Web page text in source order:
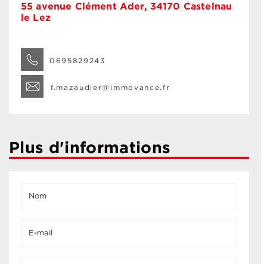
55 avenue Clément Ader, 34170 Castelnau
le Lez
0695829243
f.mazaudier@immovance.fr
Plus d'informations